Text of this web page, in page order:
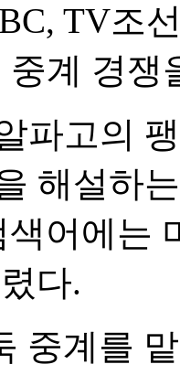
TV조
중계 경쟁
파고의
해설하
어에는
다.
중계를